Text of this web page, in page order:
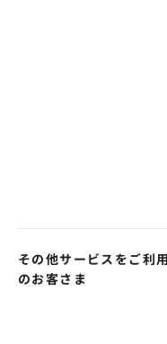
その他サービスをご利用
のお客さま